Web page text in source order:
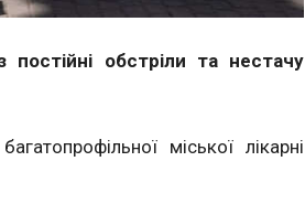
обстріли та нестачу
міської лікарні